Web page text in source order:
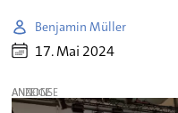
Benjamin Müller
17. Mai 2024
ANZEIGE